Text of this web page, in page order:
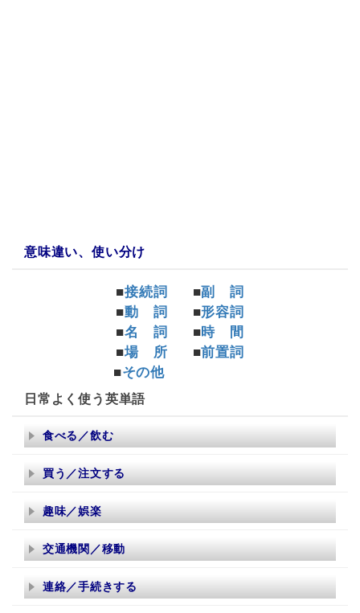
意味違い、使い分け
■接続詞 ■副 詞
■動 詞 ■形容詞
■名 詞 ■時 間
■場 所 ■前置詞
■その他
日常よく使う英単語
食べる／飲む
買う／注文する
趣味／娯楽
交通機関／移動
連絡／手続きする